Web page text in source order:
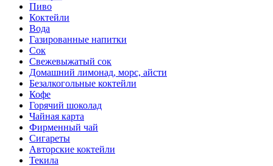
Пиво
Коктейли
Вода
Газированные напитки
Сок
Свежевыжатый сок
Домашний лимонад, морс, айсти
Безалкогольные коктейли
Кофе
Горячий шоколад
Чайная карта
Фирменный чай
Сигареты
Авторские коктейли
Текила